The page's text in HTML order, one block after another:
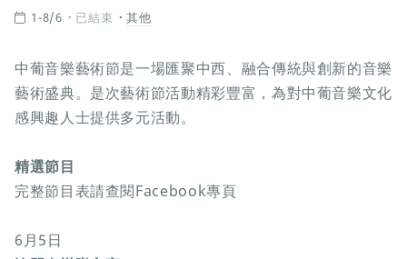
1-8/6 已結束 其他
中葡音樂藝術節是一場匯聚中西、融合傳統與創新的音樂
藝術盛典。是次藝術節活動精彩豐富，為對中葡音樂文化
感興趣人士提供多元活動。
精選節目
完整節目表請查閱Facebook專頁
6月5日